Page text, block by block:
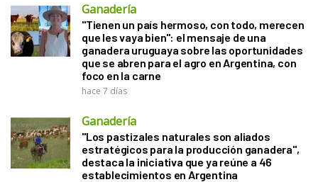
Ganadería
"Tienen un país hermoso, con todo, merecen
que les vaya bien": el mensaje de una
ganadera uruguaya sobre las oportunidades
que se abren para el agro en Argentina, con
foco en la carne
hace 7 días
Ganadería
"Los pastizales naturales son aliados
estratégicos para la producción ganadera",
destaca la iniciativa que ya reúne a 46
establecimientos en Argentina